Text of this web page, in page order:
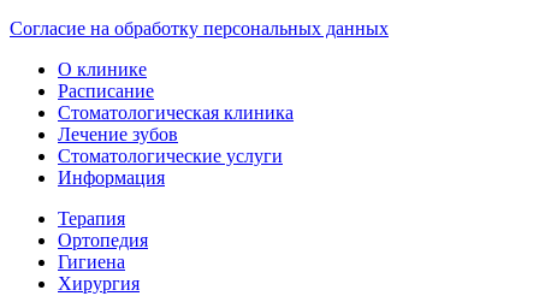
Согласие на обработку персональных данных
О клинике
Расписание
Стоматологическая клиника
Лечение зубов
Стоматологические услуги
Информация
Терапия
Ортопедия
Гигиена
Хирургия